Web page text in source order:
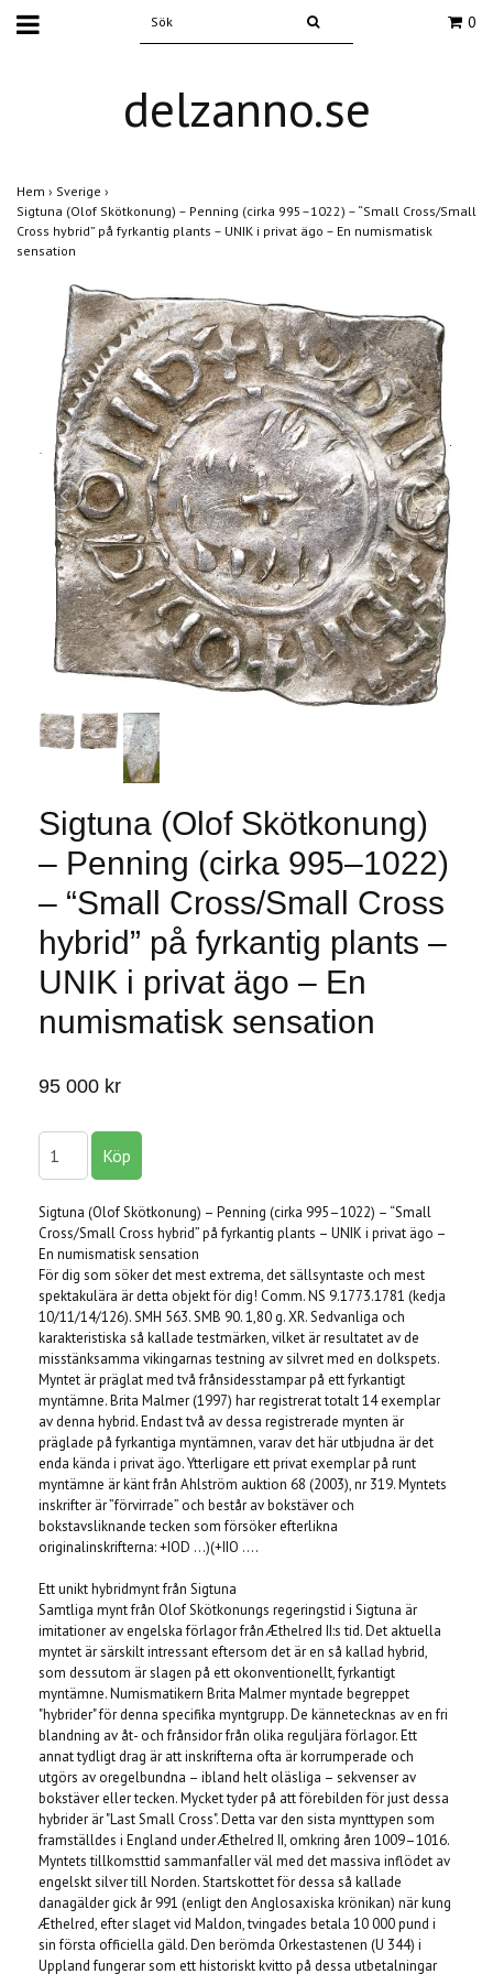
0
delzanno.se
Hem › Sverige ›
Sigtuna (Olof Skötkonung) – Penning (cirka 995–1022) – “Small Cross/Small
Cross hybrid” på fyrkantig plants – UNIK i privat ägo – En numismatisk
sensation
Sigtuna (Olof Skötkonung)
– Penning (cirka 995–1022)
– “Small Cross/Small Cross
hybrid” på fyrkantig plants –
UNIK i privat ägo – En
numismatisk sensation
95 000 kr
Sigtuna (Olof Skötkonung) – Penning (cirka 995–1022) – “Small
Cross/Small Cross hybrid” på fyrkantig plants – UNIK i privat ägo –
En numismatisk sensation
För dig som söker det mest extrema, det sällsyntaste och mest
spektakulära är detta objekt för dig! Comm. NS 9.1773.1781 (kedja
10/11/14/126). SMH 563. SMB 90. 1,80 g. XR. Sedvanliga och
karakteristiska så kallade testmärken, vilket är resultatet av de
misstänksamma vikingarnas testning av silvret med en dolkspets.
Myntet är präglat med två frånsidesstampar på ett fyrkantigt
myntämne. Brita Malmer (1997) har registrerat totalt 14 exemplar
av denna hybrid. Endast två av dessa registrerade mynten är
präglade på fyrkantiga myntämnen, varav det här utbjudna är det
enda kända i privat ägo. Ytterligare ett privat exemplar på runt
myntämne är känt från Ahlström auktion 68 (2003), nr 319. Myntets
inskrifter är ”förvirrade” och består av bokstäver och
bokstavsliknande tecken som försöker efterlikna
originalinskrifterna: +IOD …)(+IIO ….
Ett unikt hybridmynt från Sigtuna
Samtliga mynt från Olof Skötkonungs regeringstid i Sigtuna är
imitationer av engelska förlagor från Æthelred II:s tid. Det aktuella
myntet är särskilt intressant eftersom det är en så kallad hybrid,
som dessutom är slagen på ett okonventionellt, fyrkantigt
myntämne. Numismatikern Brita Malmer myntade begreppet
"hybrider" för denna specifika myntgrupp. De kännetecknas av en fri
blandning av åt- och frånsidor från olika reguljära förlagor. Ett
annat tydligt drag är att inskrifterna ofta är korrumperade och
utgörs av oregelbundna – ibland helt oläsliga – sekvenser av
bokstäver eller tecken. Mycket tyder på att förebilden för just dessa
hybrider är "Last Small Cross". Detta var den sista mynttypen som
framställdes i England under Æthelred II, omkring åren 1009–1016.
Myntets tillkomsttid sammanfaller väl med det massiva inflödet av
engelskt silver till Norden. Startskottet för dessa så kallade
danagälder gick år 991 (enligt den Anglosaxiska krönikan) när kung
Æthelred, efter slaget vid Maldon, tvingades betala 10 000 pund i
sin första officiella gäld. Den berömda Orkestastenen (U 344) i
Uppland fungerar som ett historiskt kvitto på dessa utbetalningar